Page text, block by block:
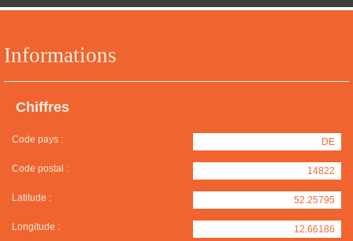
Informations
Chiffres
Code pays : DE
Code postal : 14822
Latitude : 52.25795
Longitude : 12.66186